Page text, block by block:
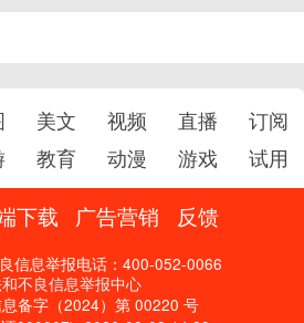
美文 视频 直播
订阅
教育 动漫 游戏 试用
下载 广告营销 反馈
信息举报电话：400-052-0066
不良信息举报中心
备字（2024）第 00220 号